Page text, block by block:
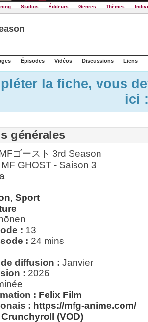
Studios Éditeurs Genres Thèmes
Épisodes Vidéos Discussions Liens
la fiche, vous
ici
générales
MFゴースト 3rd Season
MF GHOST - Saison 3
, Sport
: 13
: 24 mins
diffusion : Janvier
: 2026
: Felix Film
: https://mfg-anime.com/
Crunchyroll (VOD)